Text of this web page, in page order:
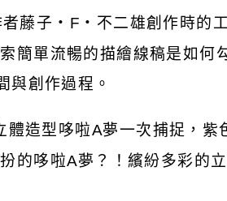
藤子・ F ・不二雄創作時的
簡單流暢的描繪線稿是如何
與創作過程。
體造型哆啦A夢一次捕捉，紫
的哆啦A夢？！繽紛多彩的